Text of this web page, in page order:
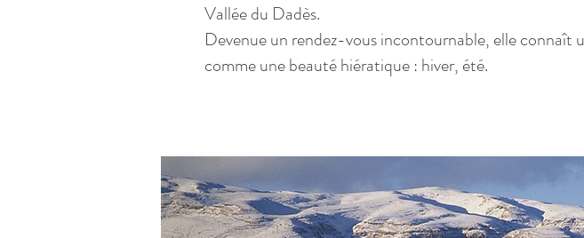
Vallée du Dadès.
Devenue un rendez-vous incontournable, elle connaît
comme une beauté hiératique : hiver, été.